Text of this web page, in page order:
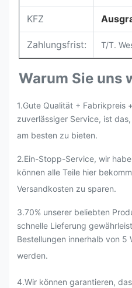
KFZ
Zahlungsfrist: T/T.
Warum Sie uns
1.Gute Qualität + Fabrikpreis
zuverlässiger Service, ist
am besten zu bieten.
2.Ein-Stopp-Service, wir
können alle Teile hier
Versandkosten zu sparen.
3.70% unserer beliebten
schnelle Lieferung
Bestellungen innerhalb von 5
werden.
4.Wir können garantieren,